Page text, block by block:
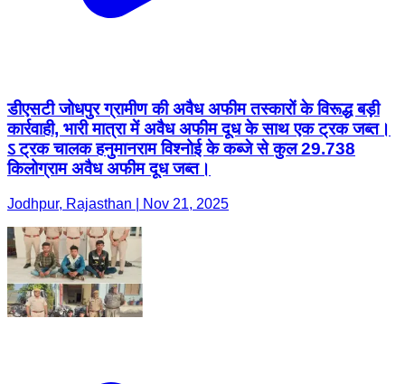
डीएसटी जोधपुर ग्रामीण की अवैध अफीम तस्कारों के विरूद्ध बड़ी
कार्रवाही, भारी मात्रा में अवैध अफीम दूध के साथ एक ट्रक जब्त।
ऽ ट्रक चालक हनुमानराम विश्नोई के कब्जे से कुल 29.738
किलोग्राम अवैध अफीम दूध जब्त।
Jodhpur, Rajasthan | Nov 21, 2025